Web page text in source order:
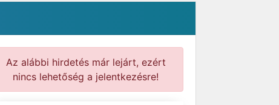
Az alábbi hirdetés már lejárt, ezért
nincs lehetőség a jelentkezésre!